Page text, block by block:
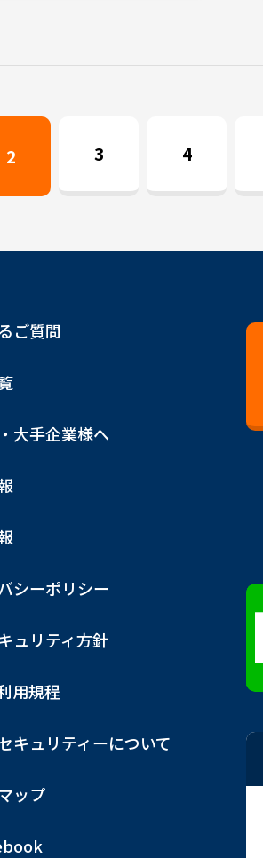
2 3 4
ご質問
大手企業様へ
シーポリシー
ュリティ方針
用規程
キュリティーについて
ップ